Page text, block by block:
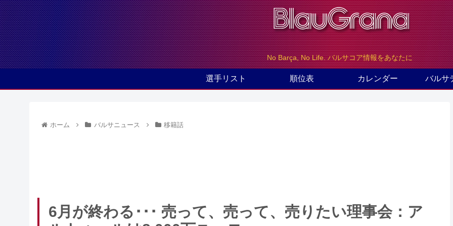
No Barça, No Life. バルサコア情報をあなたに
選手リスト 順位表 カレンダー バルサ
ホーム バルサニュース 移籍話
6月が終わる･･･ 売って、売って、売りたい理事会：ア